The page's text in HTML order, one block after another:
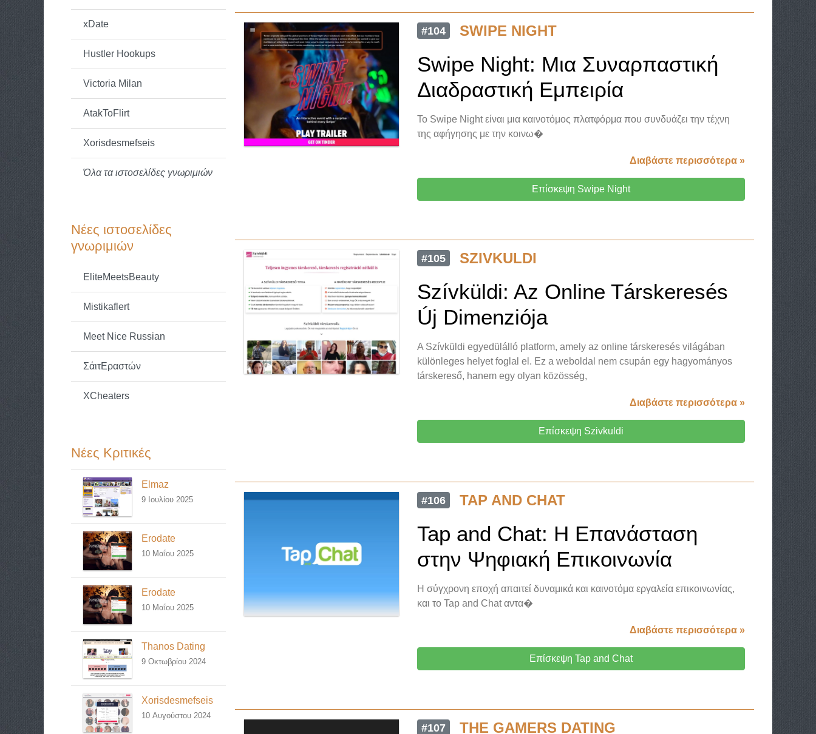
xDate
Hustler Hookups
Victoria Milan
AtakToFlirt
Xorisdesmefseis
Όλα τα ιστοσελίδες γνωριμιών
Νέες ιστοσελίδες
γνωριμιών
EliteMeetsBeauty
Mistikaflert
Meet Nice Russian
ΣάιτΕραστών
XCheaters
Νέες Κριτικές
Elmaz
9 Ιουλίου 2025
Erodate
10 Μαΐου 2025
Erodate
10 Μαΐου 2025
Thanos Dating
9 Οκτωβρίου 2024
Xorisdesmefseis
10 Αυγούστου 2024
#104 SWIPE NIGHT
Swipe Night: Μια Συναρπαστική
Διαδραστική Εμπειρία
Το Swipe Night είναι μια καινοτόμος πλατφόρμα που συνδυάζει την τέχνη
της αφήγησης με την κοινω�
Διαβάστε περισσότερα »
Επίσκεψη Swipe Night
#105 SZIVKULDI
Szívküldi: Az Online Társkeresés
Új Dimenziója
A Szívküldi egyedülálló platform, amely az online társkeresés világában
különleges helyet foglal el. Ez a weboldal nem csupán egy hagyományos
társkereső, hanem egy olyan közösség,
Διαβάστε περισσότερα »
Επίσκεψη Szivkuldi
#106 TAP AND CHAT
Tap and Chat: Η Επανάσταση
στην Ψηφιακή Επικοινωνία
Η σύγχρονη εποχή απαιτεί δυναμικά και καινοτόμα εργαλεία επικοινωνίας,
και το Tap and Chat αντα�
Διαβάστε περισσότερα »
Επίσκεψη Tap and Chat
#107 THE GAMERS DATING